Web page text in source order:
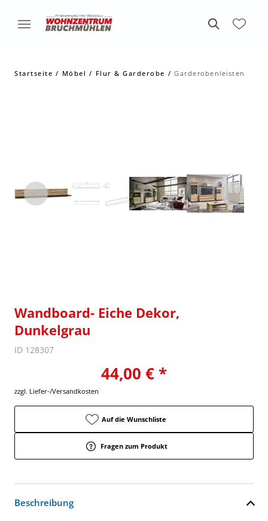
Startseite Möbel Flur & Garderobe Garderobenleisten
Wandboard- Eiche Dekor,
Dunkelgrau
ID 128307
44,00 € *
zzgl. Liefer-/Versandkosten
Auf die Wunschliste
Fragen zum Produkt
Beschreibung